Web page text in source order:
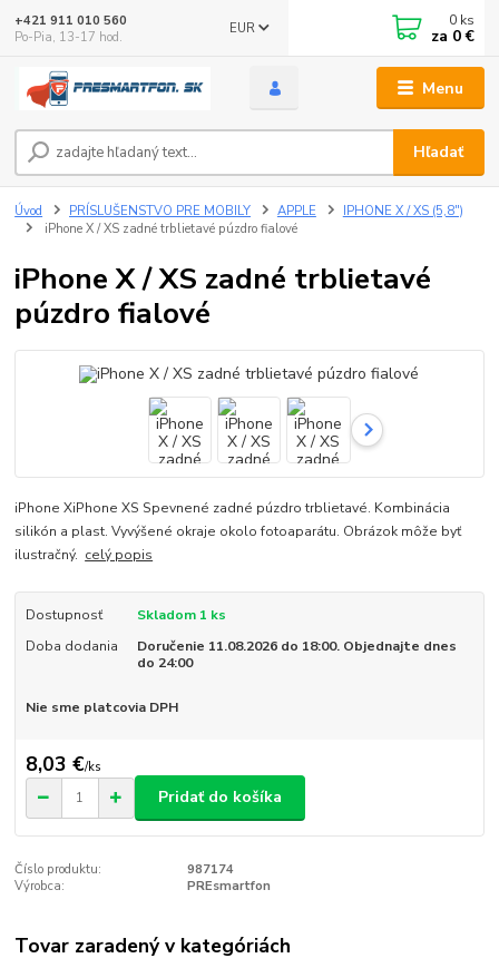
Menu
EUR
Hľadať
+421 911 010 560
Po-Pia, 13-17 hod.
0 ks
za 0 €
Úvod PRÍSLUŠENSTVO PRE MOBILY APPLE
IPHONE X / XS (5,8")
iPhone X / XS zadné trblietavé púzdro fialové
iPhone X / XS zadné trblietavé
púzdro fialové
iPhone XiPhone XS Spevnené zadné púzdro trblietavé. Kombinácia
silikón a plast. Vyvýšené okraje okolo fotoaparátu. Obrázok môže byť
ilustračný. celý popis
Dostupnosť
Skladom 1 ks
Doba dodania
Doručenie 11.08.2026 do 18:00. Objednajte dnes
do 24:00
Nie sme platcovia DPH
8,03 €/ks
Pridať do košíka
Číslo produktu:
987174
Výrobca:
PREsmartfon
Tovar zaradený v kategóriách